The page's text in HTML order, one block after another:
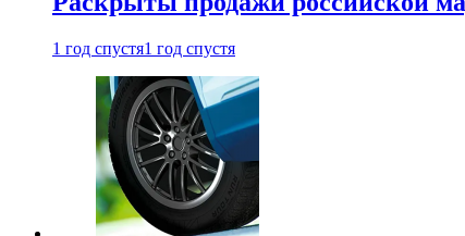
1 год спустя1 год спустя